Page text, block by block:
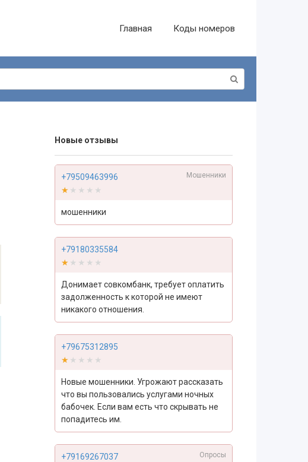
Главная Коды номеров
Новые отзывы
+79509463996 Мошенники
★★★★★
★★★★★
мошенники
+79180335584
★★★★★
★★★★★
Донимает совкомбанк, требует оплатить
задолженность к которой не имеют
никакого отношения.
+79675312895
★★★★★
★★★★★
Новые мошенники. Угрожают рассказать
что вы пользовались услугами ночных
бабочек. Если вам есть что скрывать не
попадитесь им.
+79169267037 Опросы